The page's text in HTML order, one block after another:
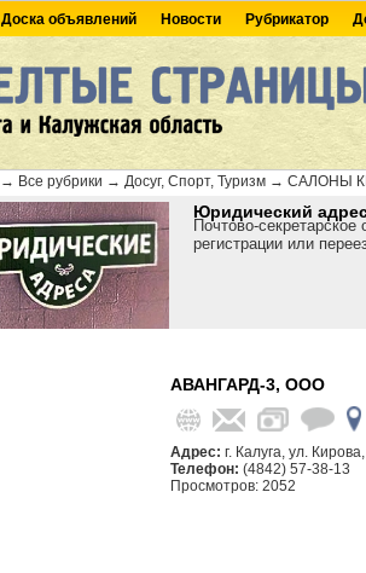
Доска объявлений Новости Рубрикатор
→ Все рубрики → Досуг, Спорт, Туризм → САЛОНЫ
Юридический
Почтово-
регистрации или
АВАНГАРД-3, ООО
Адрес: г. Калуга, ул.
Телефон: (4842) 57-38-13
Просмотров: 2052